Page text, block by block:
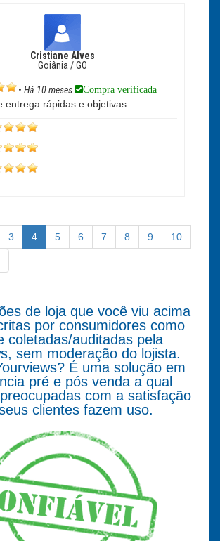
Cristiane Alves
Goiânia / GO
• Há 10 meses Compra verificada
entrega rápidas e objetivas.
3 4 5 6 7 8 9 10
de loja que você viu acima
por consumidores como
coletadas/auditadas pela
sem moderação do lojista.
É uma solução em
pré e pós venda a qual
com a satisfação
clientes fazem uso.